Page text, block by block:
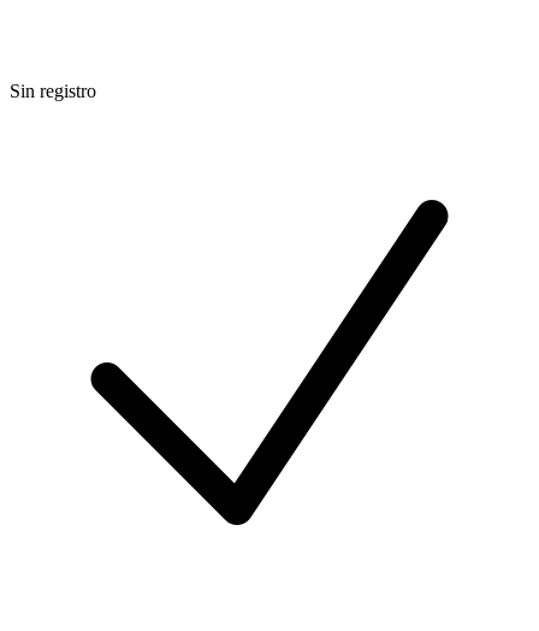
Sin registro